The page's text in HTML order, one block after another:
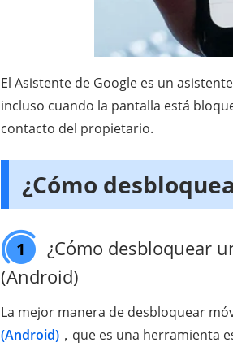
El Asistente de Google es un
incluso cuando la pantalla está
contacto del propietario.
¿Cómo
1
¿Cómo desbloquear
(Android)
La mejor manera de desbloquear
(Android) ，que es una herramienta